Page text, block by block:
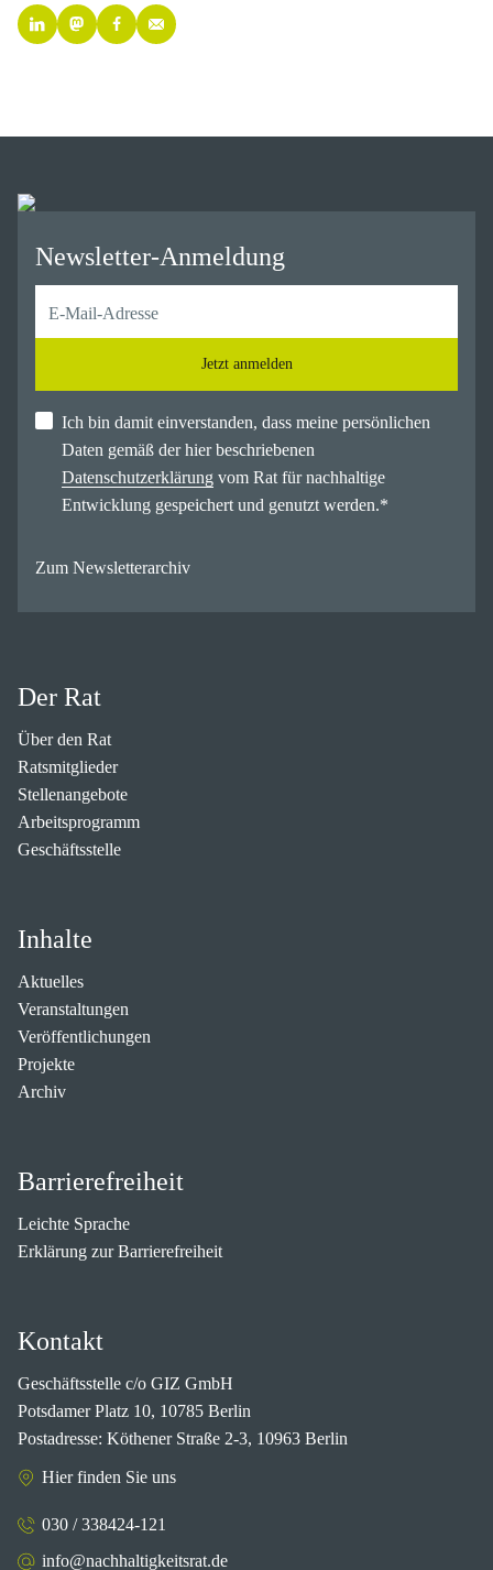
Newsletter-Anmeldung
Jetzt anmelden
Ich bin damit einverstanden, dass meine persönlichen
Daten gemäß der hier beschriebenen
Datenschutzerklärung vom Rat für nachhaltige
Entwicklung gespeichert und genutzt werden.*
Zum Newsletterarchiv
Der Rat
Über den Rat
Ratsmitglieder
Stellenangebote
Arbeitsprogramm
Geschäftsstelle
Inhalte
Aktuelles
Veranstaltungen
Veröffentlichungen
Projekte
Archiv
Barrierefreiheit
Leichte Sprache
Erklärung zur Barrierefreiheit
Kontakt
Geschäftsstelle c/o GIZ GmbH
Potsdamer Platz 10, 10785 Berlin
Postadresse: Köthener Straße 2-3, 10963 Berlin
Hier finden Sie uns
030 / 338424-121
info@nachhaltigkeitsrat.de